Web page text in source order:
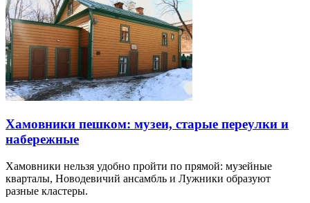
Хамовники пешком: музеи, старые переулки и
набережные
Хамовники нельзя удобно пройти по прямой: музейные
кварталы, Новодевичий ансамбль и Лужники образуют
разные кластеры.